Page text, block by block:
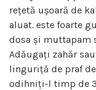
rețetă ușoară de
aluat. este foarte
dosa și muttapam
Adăugați zahăr
linguriță de praf
odihniți-l timp de 3